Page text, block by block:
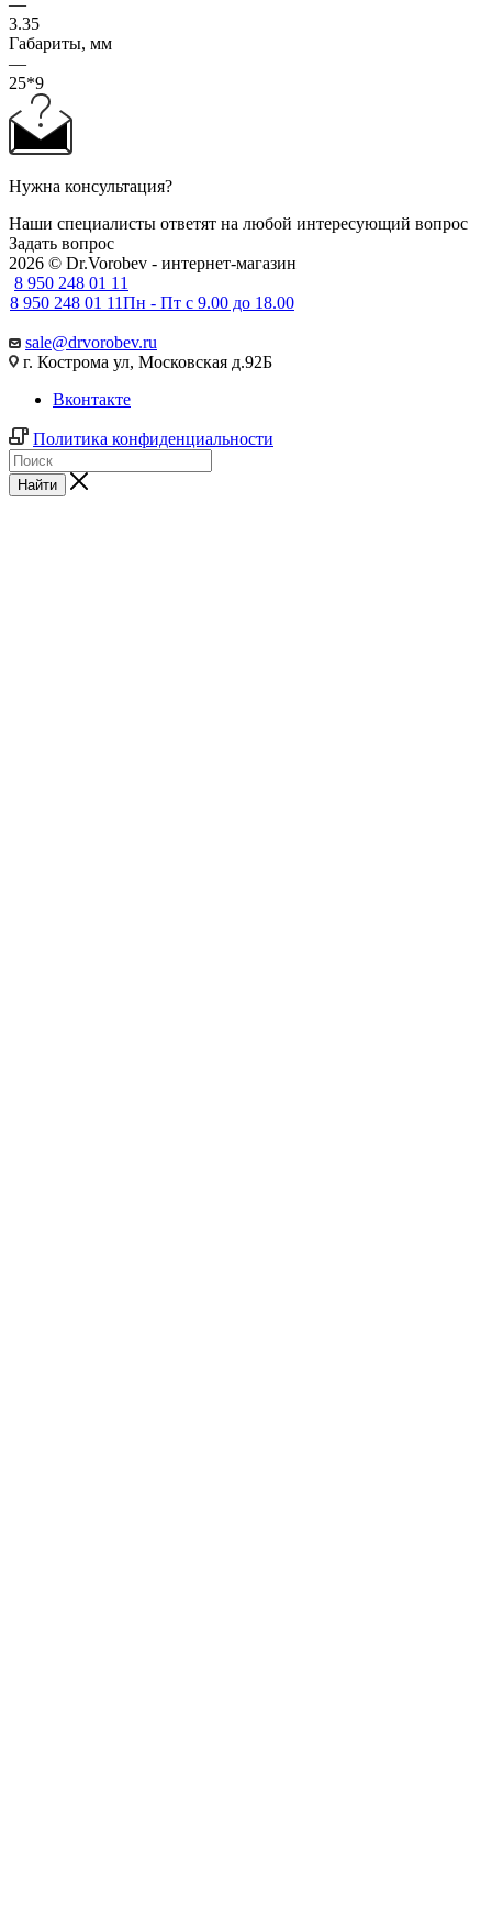
3.35
Габариты, мм
—
25*9
Нужна консультация?
Наши специалисты ответят на любой интересующий вопрос
Задать вопрос
2026 © Dr.Vorobev - интернет-магазин
8 950 248 01 11
8 950 248 01 11Пн - Пт с 9.00 до 18.00
sale@drvorobev.ru
г. Кострома ул, Московская д.92Б
Вконтакте
Политика конфиденциальности
Найти